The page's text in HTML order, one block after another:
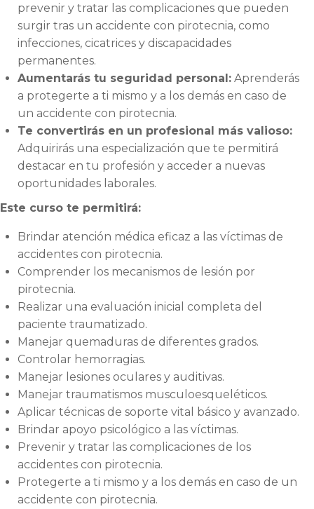
prevenir y tratar las complicaciones que pueden
surgir tras un accidente con pirotecnia, como
infecciones, cicatrices y discapacidades
permanentes.
Aumentarás tu seguridad personal: Aprenderás
a protegerte a ti mismo y a los demás en caso de
un accidente con pirotecnia.
Te convertirás en un profesional más valioso:
Adquirirás una especialización que te permitirá
destacar en tu profesión y acceder a nuevas
oportunidades laborales.
Este curso te permitirá:
Brindar atención médica eficaz a las víctimas de
accidentes con pirotecnia.
Comprender los mecanismos de lesión por
pirotecnia.
Realizar una evaluación inicial completa del
paciente traumatizado.
Manejar quemaduras de diferentes grados.
Controlar hemorragias.
Manejar lesiones oculares y auditivas.
Manejar traumatismos musculoesqueléticos.
Aplicar técnicas de soporte vital básico y avanzado.
Brindar apoyo psicológico a las víctimas.
Prevenir y tratar las complicaciones de los
accidentes con pirotecnia.
Protegerte a ti mismo y a los demás en caso de un
accidente con pirotecnia.